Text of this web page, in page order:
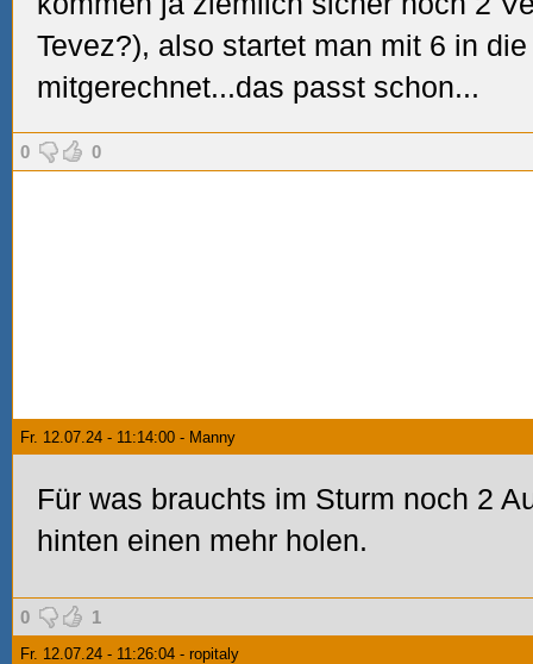
Tevez?), also startet man mit 6 in
mitgerechnet...das passt schon...
0 0
Fr. 12.07.24 - 11:14:00 - Manny
Für was brauchts im Sturm noch 2
hinten einen mehr holen.
0 1
Fr. 12.07.24 - 11:26:04 - ropitaly